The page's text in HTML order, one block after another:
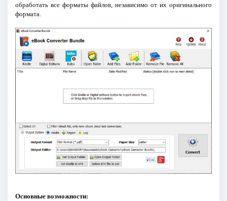
обработать все форматы файлов, независимо от их оригинального
формата.
Основные возможности: